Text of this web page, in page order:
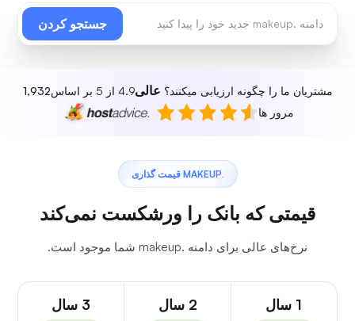
جستجو کردن
مشتریان ما را چگونه ارزیابی میکنند؟ عالی4.9 از 5 بر اساس
1,932
مرور ها
.MAKEUP قیمت گذاری
قیمتی که بانک را ورشکست نمی‌کند
نرخ‌های عالی برای دامنه .makeup شما موجود است.
1 سال 2 سال 3 سال